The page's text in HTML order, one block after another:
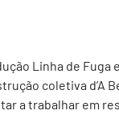
Linha de Fuga
coletiva d’A
a trabalhar em